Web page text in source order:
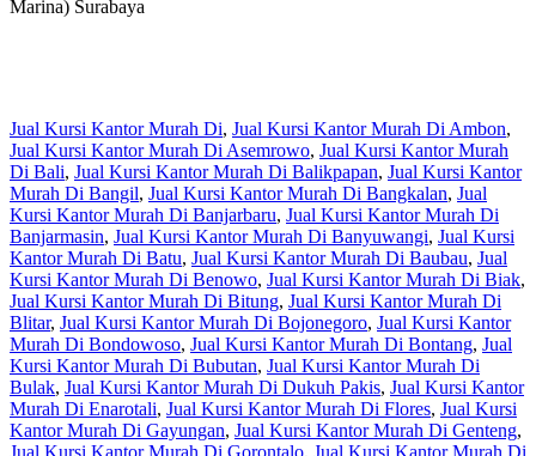
Marina) Surabaya
Jual Kursi Kantor Murah Di, Jual Kursi Kantor Murah Di Ambon,
Jual Kursi Kantor Murah Di Asemrowo, Jual Kursi Kantor Murah
Di Bali, Jual Kursi Kantor Murah Di Balikpapan, Jual Kursi Kantor
Murah Di Bangil, Jual Kursi Kantor Murah Di Bangkalan, Jual
Kursi Kantor Murah Di Banjarbaru, Jual Kursi Kantor Murah Di
Banjarmasin, Jual Kursi Kantor Murah Di Banyuwangi, Jual Kursi
Kantor Murah Di Batu, Jual Kursi Kantor Murah Di Baubau, Jual
Kursi Kantor Murah Di Benowo, Jual Kursi Kantor Murah Di Biak,
Jual Kursi Kantor Murah Di Bitung, Jual Kursi Kantor Murah Di
Blitar, Jual Kursi Kantor Murah Di Bojonegoro, Jual Kursi Kantor
Murah Di Bondowoso, Jual Kursi Kantor Murah Di Bontang, Jual
Kursi Kantor Murah Di Bubutan, Jual Kursi Kantor Murah Di
Bulak, Jual Kursi Kantor Murah Di Dukuh Pakis, Jual Kursi Kantor
Murah Di Enarotali, Jual Kursi Kantor Murah Di Flores, Jual Kursi
Kantor Murah Di Gayungan, Jual Kursi Kantor Murah Di Genteng,
Jual Kursi Kantor Murah Di Gorontalo, Jual Kursi Kantor Murah Di